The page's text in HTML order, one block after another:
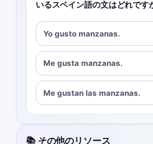
いるスペイン語の文はどれです
Yo gusto manzanas.
Me gusta manzanas.
Me gustan las manzanas.
📚 その他のリソース